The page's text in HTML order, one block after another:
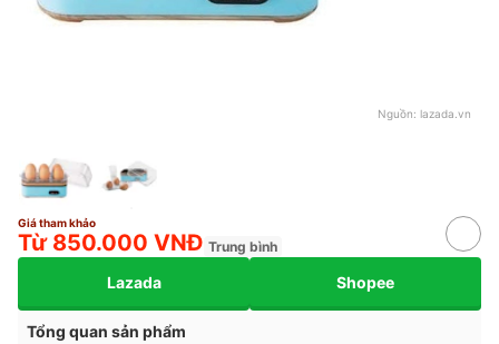
Nguồn: lazada.vn
Giá tham khảo
Từ 850.000 VNĐ Trung bình
Lazada Shopee
Tổng quan sản phẩm